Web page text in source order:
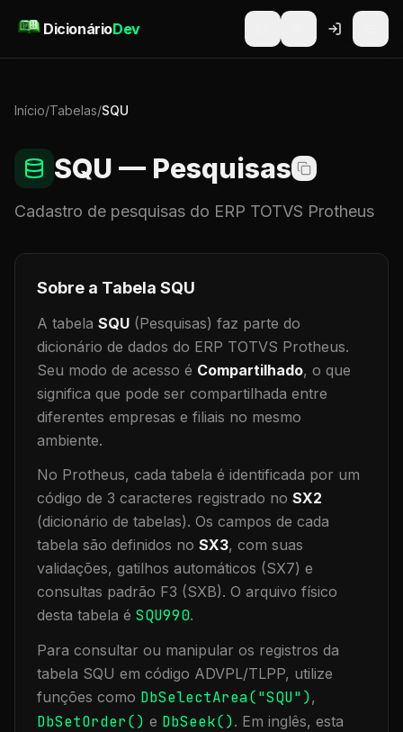
DicionárioDev
Início/Tabelas/SQU
SQU — Pesquisas
Cadastro de pesquisas do ERP TOTVS Protheus
Sobre a Tabela SQU
A tabela SQU (Pesquisas) faz parte do
dicionário de dados do ERP TOTVS Protheus.
Seu modo de acesso é Compartilhado, o que
significa que pode ser compartilhada entre
diferentes empresas e filiais no mesmo
ambiente.
No Protheus, cada tabela é identificada por um
código de 3 caracteres registrado no SX2
(dicionário de tabelas). Os campos de cada
tabela são definidos no SX3, com suas
validações, gatilhos automáticos (SX7) e
consultas padrão F3 (SXB). O arquivo físico
desta tabela é SQU990.
Para consultar ou manipular os registros da
tabela SQU em código ADVPL/TLPP, utilize
funções como DbSelectArea("SQU"),
DbSetOrder() e DbSeek(). Em inglês, esta